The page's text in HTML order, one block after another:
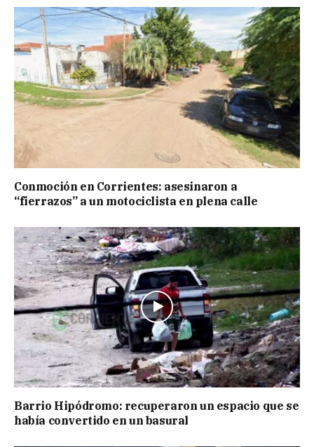
Conmoción en Corrientes: asesinaron a
“fierrazos” a un motociclista en plena calle
Barrio Hipódromo: recuperaron un espacio que se
había convertido en un basural